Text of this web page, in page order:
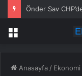
Önder Sav
Menü
Anasayfa / Ekonomi